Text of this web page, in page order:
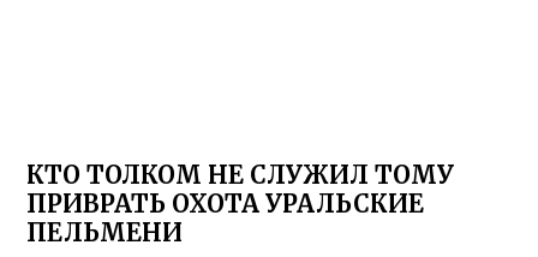
КТО ТОЛКОМ НЕ СЛУЖИЛ ТОМУ
ПРИВРАТЬ ОХОТА УРАЛЬСКИЕ
ПЕЛЬМЕНИ